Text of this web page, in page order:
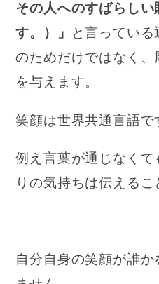
その人へのすばらし
す。）」
と言ってい
のためだけではなく
を与えます。
笑顔は世界共通言語で
例え言葉が通じなく
りの気持ちは伝えるこ
自分自身の笑顔が誰